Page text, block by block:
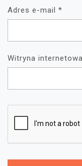
Adres e-mail *
Witryna internetowa